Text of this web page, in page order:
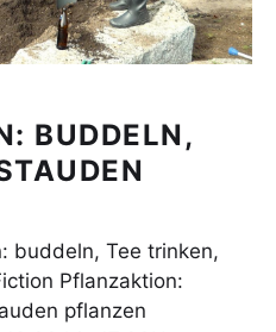
BUDDELN,
buddeln, Tee trinken,
Pflanzaktion:
pflanzen